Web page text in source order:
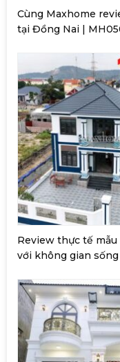
Cùng Maxhome
tại Đồng Nai |
Review thực tế
với không gian